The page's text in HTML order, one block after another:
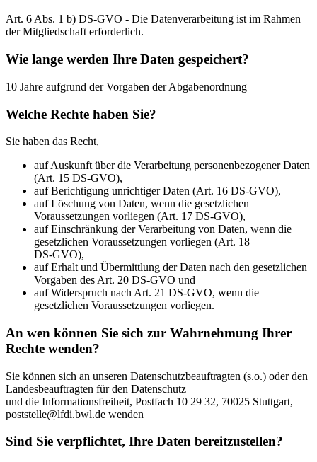
Art. 6 Abs. 1 b) DS-GVO - Die Datenverarbeitung ist im Rahmen
der Mitgliedschaft erforderlich.
Wie lange werden Ihre Daten gespeichert?
10 Jahre aufgrund der Vorgaben der Abgabenordnung
Welche Rechte haben Sie?
Sie haben das Recht,
auf Auskunft über die Verarbeitung personenbezogener Daten
(Art. 15 DS-GVO),
auf Berichtigung unrichtiger Daten (Art. 16 DS-GVO),
auf Löschung von Daten, wenn die gesetzlichen
Voraussetzungen vorliegen (Art. 17 DS-GVO),
auf Einschränkung der Verarbeitung von Daten, wenn die
gesetzlichen Voraussetzungen vorliegen (Art. 18
DS-GVO),
auf Erhalt und Übermittlung der Daten nach den gesetzlichen
Vorgaben des Art. 20 DS-GVO und
auf Widerspruch nach Art. 21 DS-GVO, wenn die
gesetzlichen Voraussetzungen vorliegen.
An wen können Sie sich zur Wahrnehmung Ihrer
Rechte wenden?
Sie können sich an unseren Datenschutzbeauftragten (s.o.) oder den
Landesbeauftragten für den Datenschutz
und die Informationsfreiheit, Postfach 10 29 32, 70025 Stuttgart,
poststelle@lfdi.bwl.de wenden
Sind Sie verpflichtet, Ihre Daten bereitzustellen?